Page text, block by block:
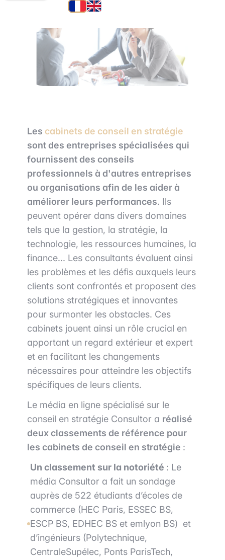
Les cabinets de conseil en stratégie
sont des entreprises spécialisées qui
fournissent des conseils
professionnels à d'autres entreprises
ou organisations afin de les aider à
améliorer leurs performances. Ils
peuvent opérer dans divers domaines
tels que la gestion, la stratégie, la
technologie, les ressources humaines, la
finance... Les consultants évaluent ainsi
les problèmes et les défis auxquels leurs
clients sont confrontés et proposent des
solutions stratégiques et innovantes
pour surmonter les obstacles. Ces
cabinets jouent ainsi un rôle crucial en
apportant un regard extérieur et expert
et en facilitant les changements
nécessaires pour atteindre les objectifs
spécifiques de leurs clients.
Le média en ligne spécialisé sur le
conseil en stratégie Consultor a réalisé
deux classements de référence pour
les cabinets de conseil en stratégie :
Un classement sur la notoriété : Le
média Consultor a fait un sondage
auprès de 522 étudiants d’écoles de
commerce (HEC Paris, ESSEC BS,
ESCP BS, EDHEC BS et emlyon BS) et
d’ingénieurs (Polytechnique,
CentraleSupélec, Ponts ParisTech,